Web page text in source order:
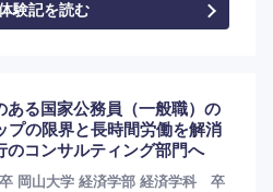
験記を読む
ある国家公務員（一般職）の
プの限界と長時間労働を解消
のコンサルティング部門へ
岡山大学 経済学部 経済学科 卒